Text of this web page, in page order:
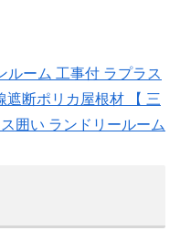
ルーム 工事付 ラプラス
遮断ポリカ屋根材 【 三
囲い ランドリールーム